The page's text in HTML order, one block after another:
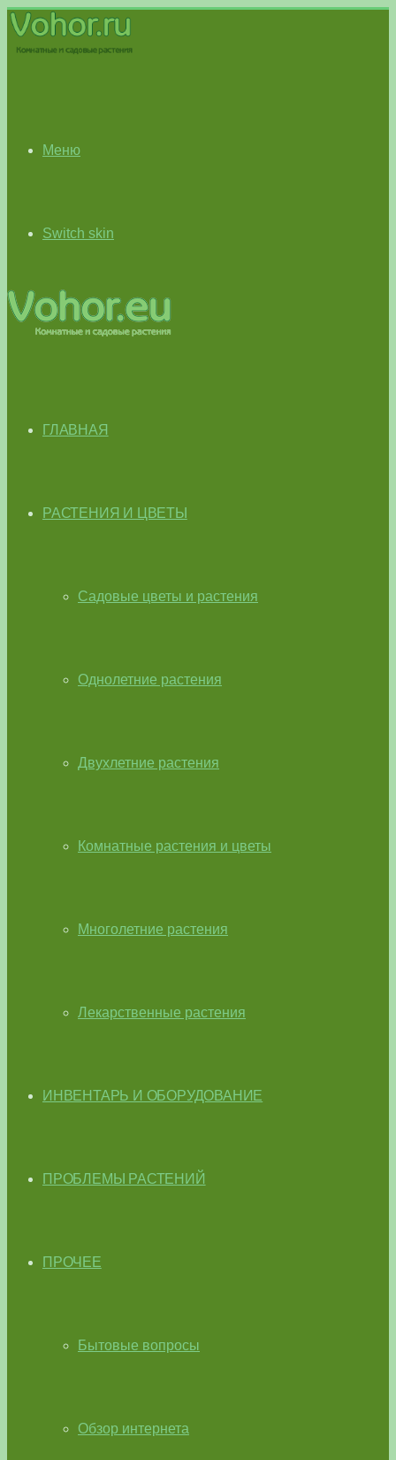
Меню
Switch skin
ГЛАВНАЯ
РАСТЕНИЯ И ЦВЕТЫ
Садовые цветы и растения
Однолетние растения
Двухлетние растения
Комнатные растения и цветы
Многолетние растения
Лекарственные растения
ИНВЕНТАРЬ И ОБОРУДОВАНИЕ
ПРОБЛЕМЫ РАСТЕНИЙ
ПРОЧЕЕ
Бытовые вопросы
Обзор интернета